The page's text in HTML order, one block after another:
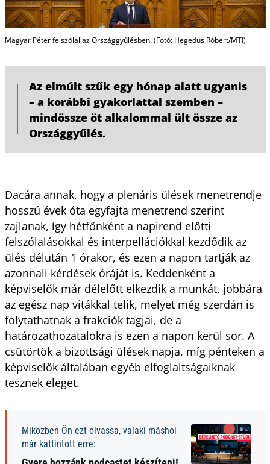
Magyar Péter felszólal az Országgyűlésben. (Fotó: Hegedüs Róbert/MTI)
Az elmúlt szűk egy hónap alatt ugyanis
– a korábbi gyakorlattal szemben –
mindössze öt alkalommal ült össze az
Országgyűlés.
Dacára annak, hogy a plenáris ülések menetrendje
hosszú évek óta egyfajta menetrend szerint
zajlanak, így hétfőnként a napirend előtti
felszólalásokkal és interpellációkkal kezdődik az
ülés délután 1 órakor, és ezen a napon tartják az
azonnali kérdések óráját is. Keddenként a
képviselők már délelőtt elkezdik a munkát, jobbára
az egész nap vitákkal telik, melyet még szerdán is
folytathatnak a frakciók tagjai, de a
határozathozatalokra is ezen a napon kerül sor. A
csütörtök a bizottsági ülések napja, míg pénteken a
képviselők általában egyéb elfoglaltságaiknak
tesznek eleget.
Miközben Ön ezt olvassa, valaki máshol
már kattintott erre: